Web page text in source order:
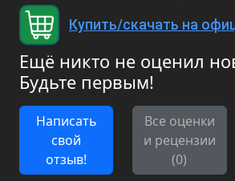
Купить/скачать на
Ещё никто не оценил
Будьте первым!
Написать
свой
отзыв!
Все оценки
и рецензии
(0)